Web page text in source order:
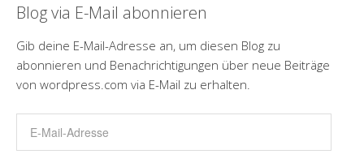
Blog via E-Mail abonnieren
Gib deine E-Mail-Adresse an, um diesen Blog zu
abonnieren und Benachrichtigungen über neue Beiträge
von wordpress.com via E-Mail zu erhalten.
Mail-